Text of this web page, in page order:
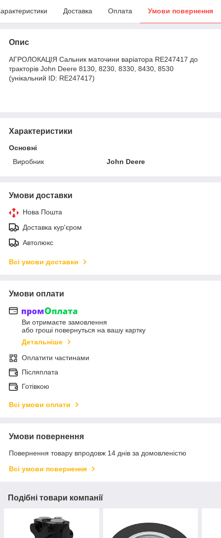
Доставка Оплата Умови повернення
Опис
АГРОЛОКАЦІЯ Сальник маточини варіатора RE247417 до
тракторів John Deere 8130, 8230, 8330, 8430, 8530
(унікальний ID: RE247417)
Характеристики
Основні
Виробник
John Deere
Умови доставки
Нова Пошта
Доставка кур'єром
Автолюкс
Всі умови доставки
Умови оплати
Ви отримаєте замовлення
або гроші повернуться на вашу картку
Детальніше
Оплатити частинами
Післяплата
Готівкою
Всі умови оплати
Умови повернення
Повернення товару впродовж 14 днів за домовленістю
Всі умови повернення
Подібні товари компанії